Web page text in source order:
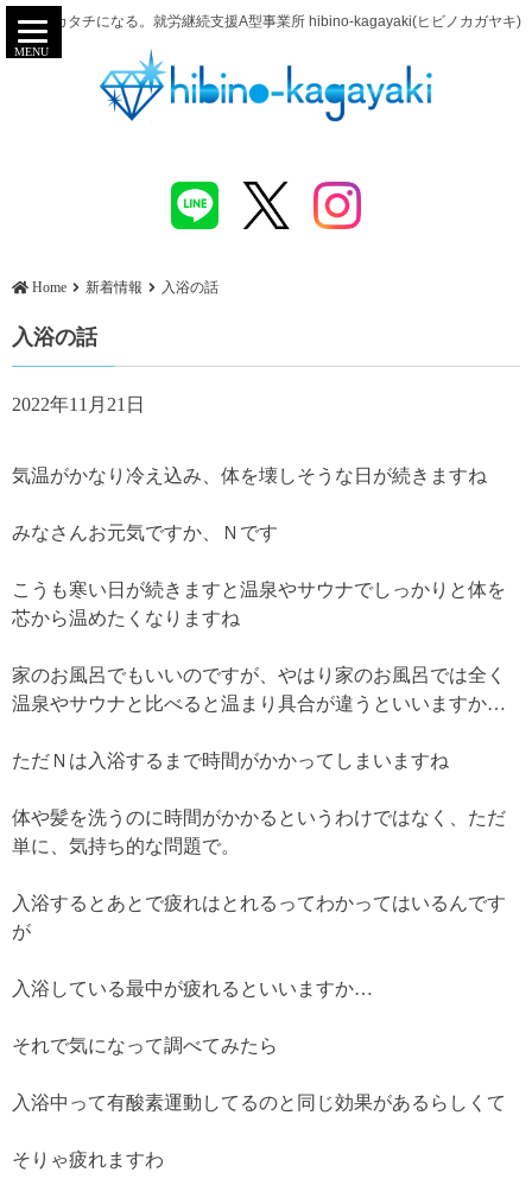
努力がカタチになる。就労継続支援A型事業所 hibino-kagayaki(ヒビノカガヤキ)
Home 新着情報 入浴の話
入浴の話
2022年11月21日
気温がかなり冷え込み、体を壊しそうな日が続きますね
みなさんお元気ですか、Ｎです
こうも寒い日が続きますと温泉やサウナでしっかりと体を
芯から温めたくなりますね
家のお風呂でもいいのですが、やはり家のお風呂では全く
温泉やサウナと比べると温まり具合が違うといいますか…
ただＮは入浴するまで時間がかかってしまいますね
体や髪を洗うのに時間がかかるというわけではなく、ただ
単に、気持ち的な問題で。
入浴するとあとで疲れはとれるってわかってはいるんです
が
入浴している最中が疲れるといいますか…
それで気になって調べてみたら
入浴中って有酸素運動してるのと同じ効果があるらしくて
そりゃ疲れますわ
MENU